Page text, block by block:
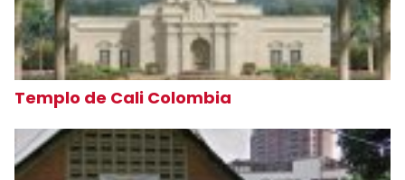
Templo de Cali Colombia